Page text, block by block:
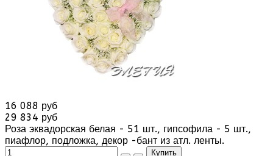
16 088 руб
29 834 руб
Роза эквадорская белая - 51 шт., гипсофила - 5 шт.,
пиафлор, подложка, декор -бант из атл. ленты.